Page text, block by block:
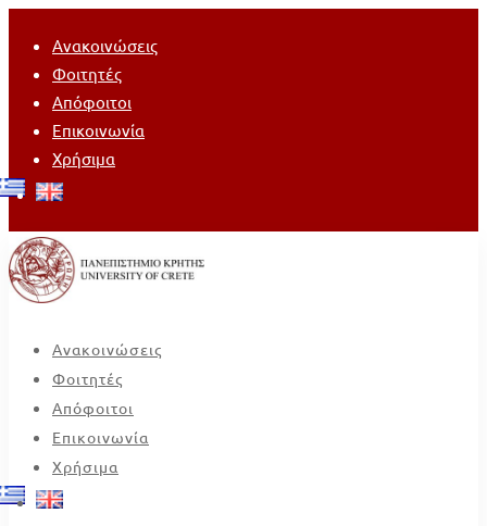
Ανακοινώσεις
Φοιτητές
Απόφοιτοι
Επικοινωνία
Χρήσιμα
Ανακοινώσεις
Φοιτητές
Απόφοιτοι
Επικοινωνία
Χρήσιμα